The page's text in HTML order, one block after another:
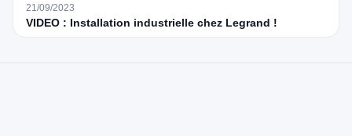
21/09/2023
VIDEO : Installation industrielle chez Legrand !